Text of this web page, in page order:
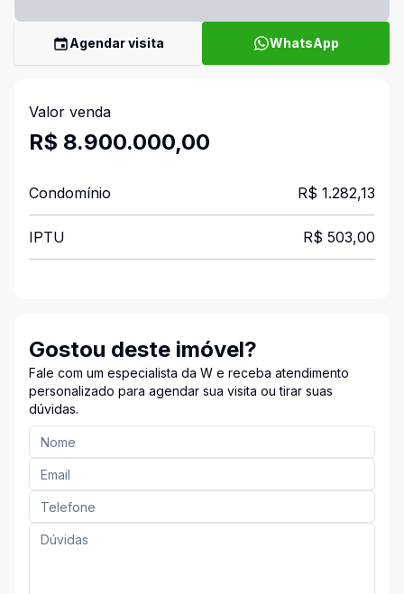
Agendar visita WhatsApp
Valor venda
R$ 8.900.000,00
Condomínio R$ 1.282,13
IPTU R$ 503,00
Gostou deste imóvel?
Fale com um especialista da W e receba atendimento
personalizado para agendar sua visita ou tirar suas
dúvidas.